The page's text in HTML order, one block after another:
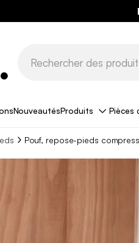
NouveautésProduits Pièces
Pouf, repose-pieds